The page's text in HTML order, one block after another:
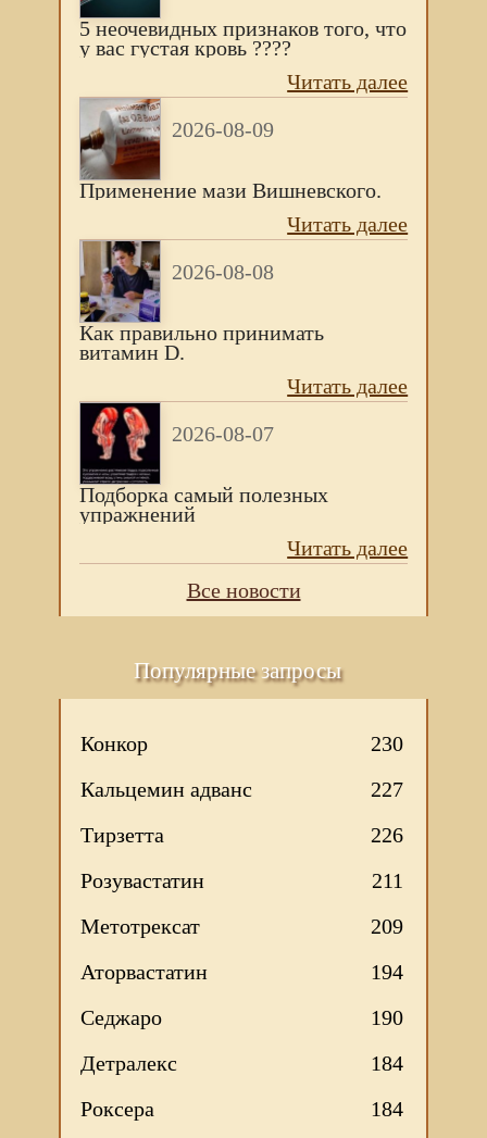
5 нeочeвидных признaков того, что
у вac гуcтaя кровь ????
Читать далее
2026-08-09
Применение мази Вишневского.
Читать далее
2026-08-08
Как правильно принимать
витамин D.
Читать далее
2026-08-07
Подборка самый полезных
упражнений
Читать далее
Все новости
Популярные запросы
Конкор
230
Кальцемин адванс
227
Тирзетта
226
Розувастатин
211
Метотрексат
209
Аторвастатин
194
Седжаро
190
Детралекс
184
Роксера
184